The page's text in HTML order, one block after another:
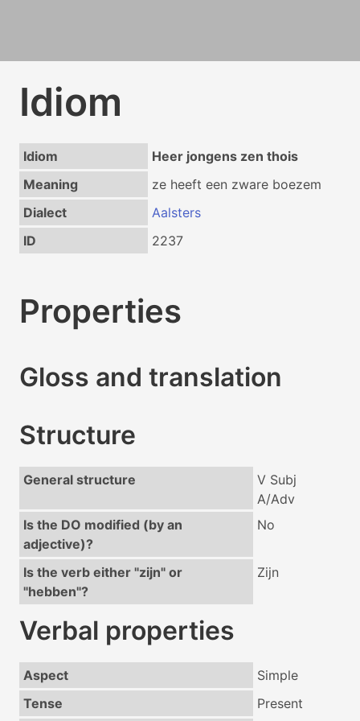
Idiom
Idiom
Heer jongens zen thois
Meaning
ze heeft een zware boezem
Dialect
Aalsters
ID
2237
Properties
Gloss and translation
Structure
General structure
V Subj
A/Adv
Is the DO modified (by an
adjective)?
No
Is the verb either "zijn" or
"hebben"?
Zijn
Verbal properties
Aspect
Simple
Tense
Present